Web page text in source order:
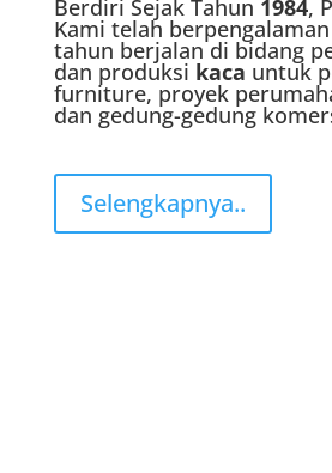
Berdiri Sejak Tahun 1984,
Kami telah
tahun berjalan di bidang
dan produksi kaca untuk
furniture, proyek
dan gedung-gedung
Selengkapnya..